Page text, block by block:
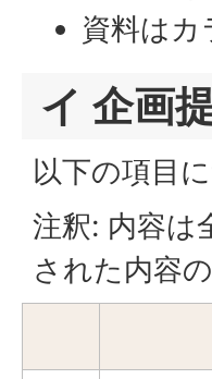
資料はカ
イ 企画
以下の項目
注釈: 内容は
された内容